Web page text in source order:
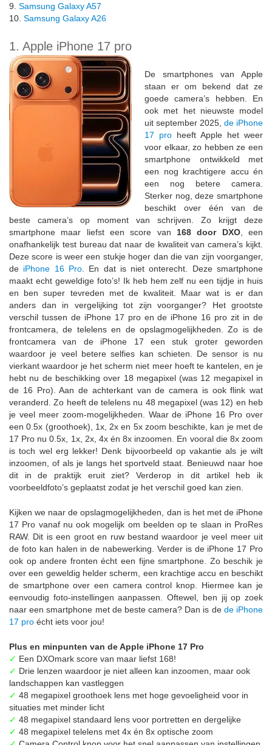
9. Samsung Galaxy A57
10. Samsung Galaxy A26
1. Apple iPhone 17 pro
De smartphones van Apple
staan er om bekend dat ze
goede camera’s hebben. En
ook met het nieuwste model
uit september 2025, de iPhone
17 pro heeft Apple het weer
voor elkaar, zo hebben ze een
smartphone ontwikkeld met
een nog krachtigere accu én
een nog betere camera.
Sterker nog, deze smartphone
beschikt over één van de
beste camera’s op moment van schrijven. Zo krijgt deze
smartphone maar liefst een score van 168 door DXO, een
onafhankelijk test bureau dat naar de kwaliteit van camera’s kijkt.
Deze score is weer een stukje hoger dan die van zijn voorganger,
de iPhone 16 Pro. En dat is niet onterecht. Deze smartphone
maakt echt geweldige foto’s! Ik heb hem zelf nu een tijdje in huis
en ben super tevreden met de kwaliteit. Maar wat is er dan
anders dan in vergelijking tot zijn voorganger? Het grootste
verschil tussen de iPhone 17 pro en de iPhone 16 pro zit in de
frontcamera, de telelens en de opslagmogelijkheden. Zo is de
frontcamera van de iPhone 17 een stuk groter geworden
waardoor je veel betere selfies kan schieten. De sensor is nu
vierkant waardoor je het scherm niet meer hoeft te kantelen, en je
hebt nu de beschikking over 18 megapixel (was 12 megapixel in
de 16 Pro). Aan de achterkant van de camera is ook flink wat
veranderd. Zo heeft de telelens nu 48 megapixel (was 12) en heb
je veel meer zoom-mogelijkheden. Waar de iPhone 16 Pro over
een 0.5x (groothoek), 1x, 2x en 5x zoom beschikte, kan je met de
17 Pro nu 0.5x, 1x, 2x, 4x én 8x inzoomen. En vooral die 8x zoom
is toch wel erg lekker! Denk bijvoorbeeld op vakantie als je wilt
inzoomen, of als je langs het sportveld staat. Benieuwd naar hoe
dit in de praktijk eruit ziet? Verderop in dit artikel heb ik
voorbeeldfoto’s geplaatst zodat je het verschil goed kan zien.
Kijken we naar de opslagmogelijkheden, dan is het met de iPhone
17 Pro vanaf nu ook mogelijk om beelden op te slaan in ProRes
RAW. Dit is een groot en ruw bestand waardoor je veel meer uit
de foto kan halen in de nabewerking. Verder is de iPhone 17 Pro
ook op andere fronten écht een fijne smartphone. Zo beschik je
over een geweldig helder scherm, een krachtige accu en beschikt
de smartphone over een camera control knop. Hiermee kan je
eenvoudig foto-instellingen aanpassen. Oftewel, ben jij op zoek
naar een smartphone met de beste camera? Dan is de de iPhone
17 pro écht iets voor jou!
Plus en minpunten van de Apple iPhone 17 Pro
✓ Een DXOmark score van maar liefst 168!
✓ Drie lenzen waardoor je niet alleen kan inzoomen, maar ook
landschappen kan vastleggen
✓ 48 megapixel groothoek lens met hoge gevoeligheid voor in
situaties met minder licht
✓ 48 megapixel standaard lens voor portretten en dergelijke
✓ 48 megapixel telelens met 4x én 8x optische zoom